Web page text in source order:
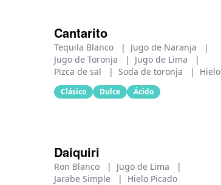
Cantarito
Tequila Blanco | Jugo de Naranja
|
Jugo de Toronja
| Jugo de Lima
|
Pizca de sal
| Soda de toronja | Hielo
Clásico Dulce Ácido
Daiquiri
Ron Blanco | Jugo de Lima
|
Jarabe Simple
| Hielo Picado